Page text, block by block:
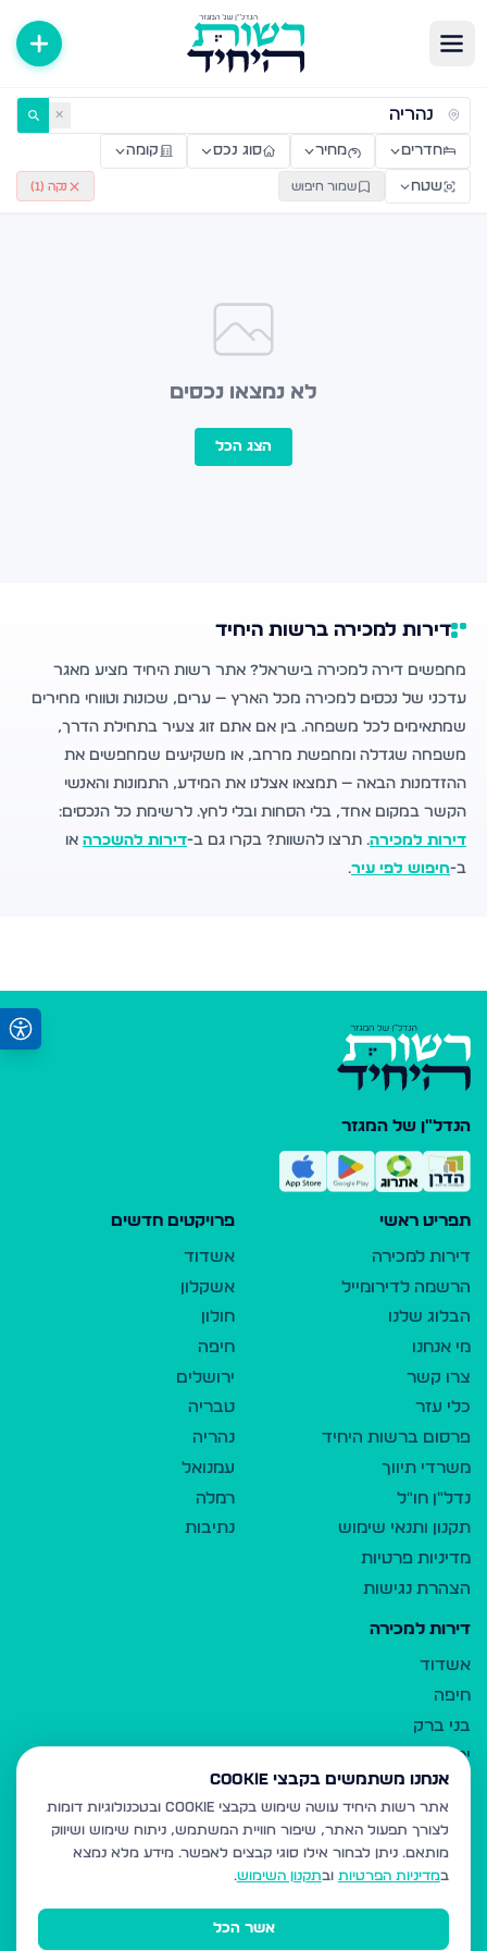
דירות למכירה ולהשכרה — רשות היחיד ✕
חדרים מחיר סוג נכס קומה
שטח שמור חיפוש נקה ( 1
)
לא נמצאו נכסים
הצג הכל
דירות למכירה ברשות היחיד
מחפשים דירה למכירה בישראל? אתר רשות היחיד מציע מאגר
עדכני של נכסים למכירה מכל הארץ — ערים, שכונות וטווחי מחירים
שמתאימים לכל משפחה. בין אם אתם זוג צעיר בתחילת הדרך,
משפחה שגדלה ומחפשת מרחב, או משקיעים שמחפשים את
ההזדמנות הבאה — תמצאו אצלנו את המידע, התמונות והאנשי
הקשר במקום אחד, בלי הסחות ובלי לחץ. לרשימת כל הנכסים:
דירות למכירה. תרצו להשוות? בקרו גם ב-דירות להשכרה או
ב-חיפוש לפי עיר.
הנדל"ן של המגזר
תפריט ראשי
דירות למכירה
הרשמה לדירומייל
הבלוג שלנו
מי אנחנו
צרו קשר
כלי עזר
פרסום ברשות היחיד
משרדי תיווך
נדל"ן חו"ל
תקנון ותנאי שימוש
מדיניות פרטיות
הצהרת נגישות
פרויקטים חדשים
אשדוד
אשקלון
חולון
חיפה
ירושלים
טבריה
נהריה
עמנואל
רמלה
נתיבות
דירות למכירה
אשדוד
חיפה
בני ברק
ירושלים
אלעד
גבעת זאב
בית שמש
רכסים
מודיעין עילית
אנחנו משתמשים בקבצי Cookie
אתר רשות היחיד עושה שימוש בקבצי Cookie ובטכנולוגיות דומות
לצורך תפעול האתר, שיפור חוויית המשתמש, ניתוח שימוש ושיווק
מותאם. ניתן לבחור אילו סוגי קבצים לאפשר. מידע מלא נמצא
במדיניות הפרטיות ובתקנון השימוש.
אשר הכל